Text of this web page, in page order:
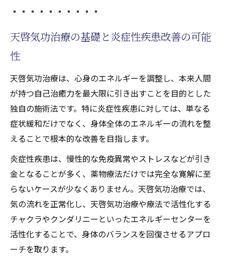
覚醒で完全寛解を目指す方法
ニー覚醒と天啓気功治療の実践手順
完全寛解を支えるエネルギーワークのコツ
天啓気功治療で天啓気功治療や療法で活性
化するチャクラバランスを整える方法
覚醒体験から得られる自己治癒力の向上実
感
天啓気功治療や療法で活性化するクンダリ
ニー覚醒の注意点と安全な取り組み方
天啓気功治療による心身の自己治癒力強化
天啓気功治療で自己治癒力を高める仕組み
心身のバランス調整に役立つ施術法の特徴
炎症性疾患寛解に向けた生活習慣の見直し
天啓気功治療の基礎と炎症性疾患改善の可能
性
天啓気功治療は、心身のエネルギーを調整し、本来人間
が持つ自己治癒力を最大限に引き出すことを目的とした
独自の施術法です。特に炎症性疾患に対しては、単なる
症状緩和だけでなく、身体全体のエネルギーの流れを整
えることで根本的な改善を目指します。
炎症性疾患は、慢性的な免疫異常やストレスなどが引き
金となることが多く、薬物療法だけでは完全な寛解に至
らないケースが少なくありません。天啓気功治療では、
気の流れを正常化し、天啓気功治療や療法で活性化する
チャクラやクンダリニーといったエネルギーセンターを
活性化することで、身体のバランスを回復させるアプロ
ーチを取ります。